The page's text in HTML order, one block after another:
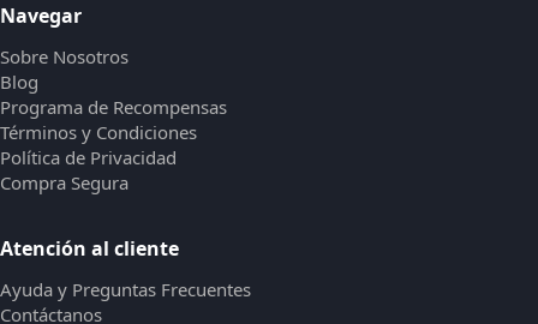
Navegar
Sobre Nosotros
Blog
Programa de Recompensas
Términos y Condiciones
Política de Privacidad
Compra Segura
Atención al cliente
Ayuda y Preguntas Frecuentes
Contáctanos